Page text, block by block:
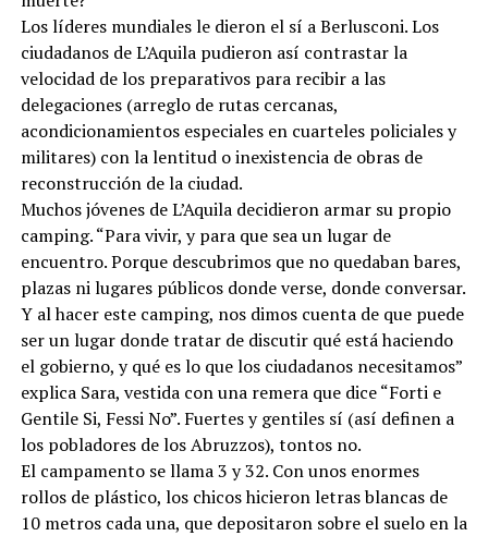
Los líderes mundiales le dieron el sí a Berlusconi. Los
ciudadanos de L’Aquila pudieron así contrastar la
velocidad de los preparativos para recibir a las
delegaciones (arreglo de rutas cercanas,
acondicionamientos especiales en cuarteles policiales y
militares) con la lentitud o inexistencia de obras de
reconstrucción de la ciudad.
Muchos jóvenes de L’Aquila decidieron armar su propio
camping. “Para vivir, y para que sea un lugar de
encuentro. Porque descubrimos que no quedaban bares,
plazas ni lugares públicos donde verse, donde conversar.
Y al hacer este camping, nos dimos cuenta de que puede
ser un lugar donde tratar de discutir qué está haciendo
el gobierno, y qué es lo que los ciudadanos necesitamos”
explica Sara, vestida con una remera que dice “Forti e
Gentile Si, Fessi No”. Fuertes y gentiles sí (así definen a
los pobladores de los Abruzzos), tontos no.
El campamento se llama 3 y 32. Con unos enormes
rollos de plástico, los chicos hicieron letras blancas de
10 metros cada una, que depositaron sobre el suelo en la